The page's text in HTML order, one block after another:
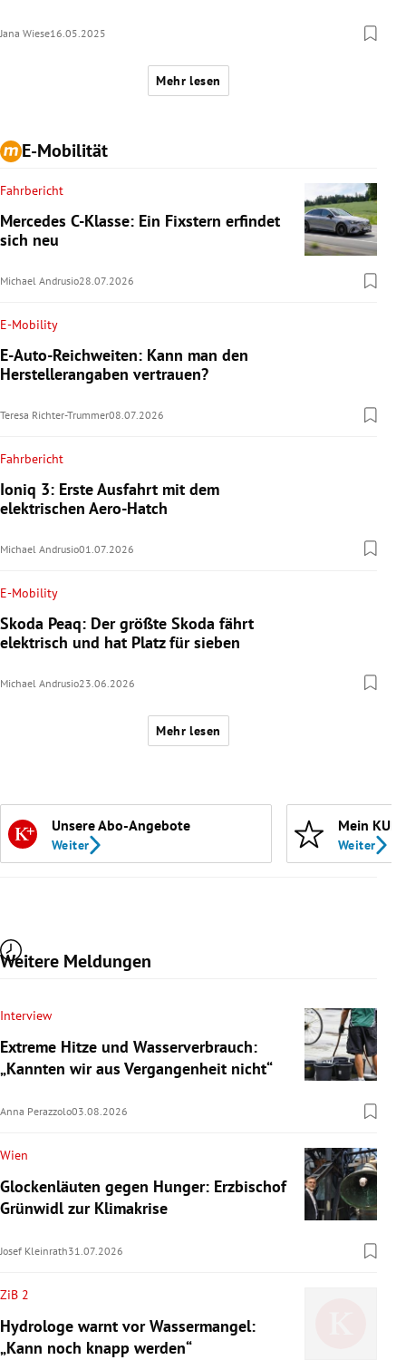
Jana Wiese16.05.2025
Mehr lesen
E-Mobilität
Fahrbericht
Mercedes C-Klasse: Ein Fixstern erfindet
sich neu
Michael Andrusio28.07.2026
E-Mobility
E-Auto-Reichweiten: Kann man den
Herstellerangaben vertrauen?
Teresa Richter-Trummer08.07.2026
Fahrbericht
Ioniq 3: Erste Ausfahrt mit dem
elektrischen Aero-Hatch
Michael Andrusio01.07.2026
E-Mobility
Skoda Peaq: Der größte Skoda fährt
elektrisch und hat Platz für sieben
Michael Andrusio23.06.2026
Mehr lesen
Unsere Abo-Angebote
Weiter
Mein
Weiter
Weitere Meldungen
Interview
Extreme Hitze und Wasserverbrauch:
„Kannten wir aus Vergangenheit nicht“
Anna Perazzolo03.08.2026
Wien
Glockenläuten gegen Hunger: Erzbischof
Grünwidl zur Klimakrise
Josef Kleinrath31.07.2026
ZiB 2
Hydrologe warnt vor Wassermangel:
„Kann noch knapp werden“